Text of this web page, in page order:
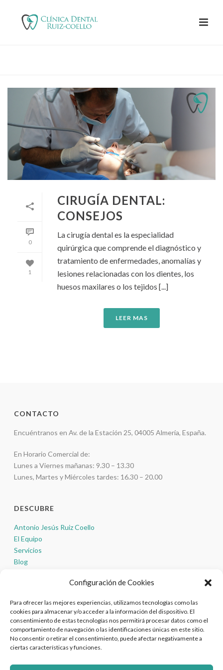
Configuración de Cookies
Para ofrecer las mejores experiencias, utilizamos tecnologías como las
cookies para almacenar y/o acceder a la información del dispositivo. El
consentimiento de estas tecnologías nos permitirá procesar datos como el
comportamiento de navegación o las identificaciones únicas en este sitio.
No consentir o retirar el consentimiento, puede afectar negativamente a
ciertas características y funciones.
0
1
CIRUGÍA DENTAL:
CONSEJOS
La cirugía dental es la especialidad
quirúrgica que comprende el diagnóstico y
tratamiento de enfermedades, anomalías y
lesiones relacionadas con los dientes, los
huesos maxilares o los tejidos [...]
LEER MAS
CONTACTO
Encuéntranos en Av. de la Estación 25, 04005 Almería, España.
En Horario Comercial de:
Lunes a Viernes mañanas: 9.30 – 13.30
Lunes, Martes y Miércoles tardes: 16.30 – 20.00
DESCUBRE
Antonio Jesús Ruiz Coello
El Equipo
Servicios
Blog
¡SÍGUENOS EN LAS REDES!
Política de Tratamiento de Datos